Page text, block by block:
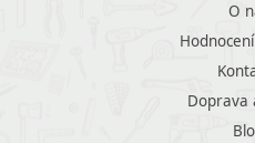
O
Doprava